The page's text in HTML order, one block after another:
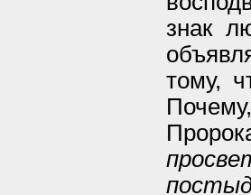
знак
тому,